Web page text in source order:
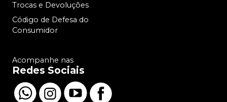
Trocas e Devoluções
Código de Defesa do
Consumidor
Acompanhe nas
Redes Sociais